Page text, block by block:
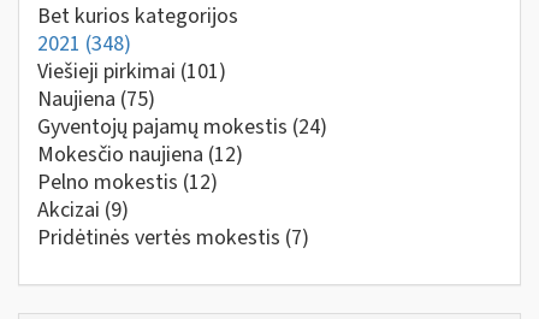
Bet kurios kategorijos
2021 (348)
Viešieji pirkimai (101)
Naujiena (75)
Gyventojų pajamų mokestis (24)
Mokesčio naujiena (12)
Pelno mokestis (12)
Akcizai (9)
Pridėtinės vertės mokestis (7)